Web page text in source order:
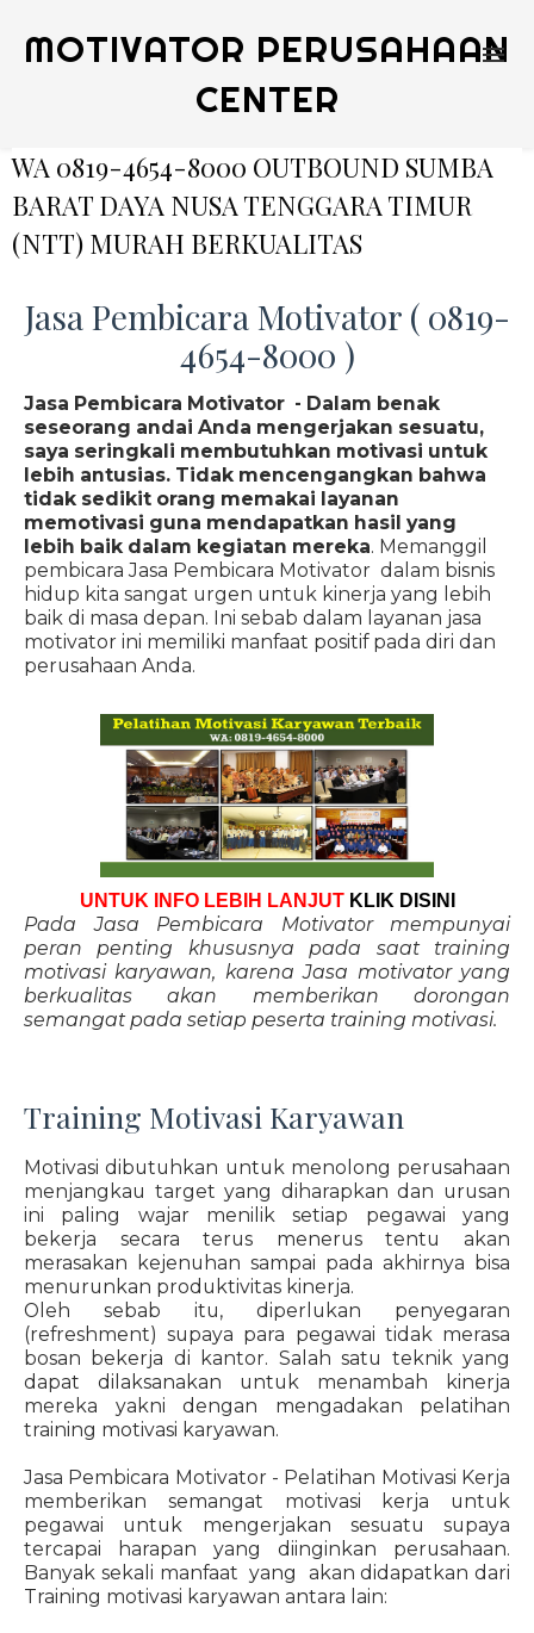
MOTIVATOR PERUSAHAAN
CENTER
WA 0819-4654-8000 OUTBOUND SUMBA
BARAT DAYA NUSA TENGGARA TIMUR
(NTT) MURAH BERKUALITAS
Jasa Pembicara Motivator ( 0819-
4654-8000 )
Jasa Pembicara Motivator - Dalam benak
seseorang andai Anda mengerjakan sesuatu,
saya seringkali membutuhkan motivasi untuk
lebih antusias. Tidak mencengangkan bahwa
tidak sedikit orang memakai layanan
memotivasi guna mendapatkan hasil yang
lebih baik dalam kegiatan mereka. Memanggil
pembicara Jasa Pembicara Motivator dalam bisnis
hidup kita sangat urgen untuk kinerja yang lebih
baik di masa depan. Ini sebab dalam layanan jasa
motivator ini memiliki manfaat positif pada diri dan
perusahaan Anda.
UNTUK INFO LEBIH LANJUT KLIK DISINI
Pada Jasa Pembicara Motivator mempunyai
peran penting khususnya pada saat training
motivasi karyawan, karena Jasa motivator yang
berkualitas akan memberikan dorongan
semangat pada setiap peserta training motivasi.
Training Motivasi Karyawan
Motivasi dibutuhkan untuk menolong perusahaan
menjangkau target yang diharapkan dan urusan
ini paling wajar menilik setiap pegawai yang
bekerja secara terus menerus tentu akan
merasakan kejenuhan sampai pada akhirnya bisa
menurunkan produktivitas kinerja.
Oleh sebab itu, diperlukan penyegaran
(refreshment) supaya para pegawai tidak merasa
bosan bekerja di kantor. Salah satu teknik yang
dapat dilaksanakan untuk menambah kinerja
mereka yakni dengan mengadakan pelatihan
training motivasi karyawan.
Jasa Pembicara Motivator - Pelatihan Motivasi Kerja
memberikan semangat motivasi kerja untuk
pegawai untuk mengerjakan sesuatu supaya
tercapai harapan yang diinginkan perusahaan.
Banyak sekali manfaat yang akan didapatkan dari
Training motivasi karyawan antara lain: